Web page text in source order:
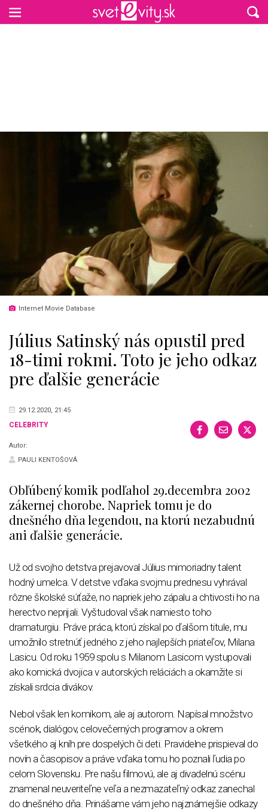
Internet Movie Database
Július Satinský nás opustil pred
18-timi rokmi. Toto je jeho odkaz
pre ďalšie generácie
29.12.2020, 21:45
CELEBRITY
Autor:
PAULI KENTOŠOVÁ
Obľúbený komik podľahol 29.decembra 2002
zákernej chorobe. Napriek tomu je do
dnešného dňa legendou, na ktorú nezabudnú
ani ďalšie generácie.
Už od svojho detstva prejavoval Július mimoriadny talent
hodný umelca. V detstve vďaka svojmu prednesu vyhrával
rôzne školské súťaže, no napriek jeho zápalu a chtivosti ho na
herectvo neprijali. Vyštudoval však namiesto toho
dramaturgiu. Práve práca, ktorú získal po ďalšom titule, mu
umožnilo stretnúť jedného z jeho najlepších priateľov, Milana
Lasicu. Od roku 1959 spolu s Milanom Lasicom vystupovali
ako komická dvojica v autorských reláciách a okamžite si
získali srdcia divákov.
Nebol však len komikom, ale aj autorom. Napísal množstvo
scénok, dialógov, celovečerných programov a okrem
všetkého aj kníh pre dospelých či deti. Pravidelne prispieval do
novín a časopisov a práve vďaka tomu ho poznali ľudia po
celom Slovensku. Pre našu filmovú, ale aj divadelnú scénu
znamenal neuveriteľne veľa a nezmazateľný odkaz zanechal
do dnešného dňa. Prinášame vám jeho najznámejšie odkazy